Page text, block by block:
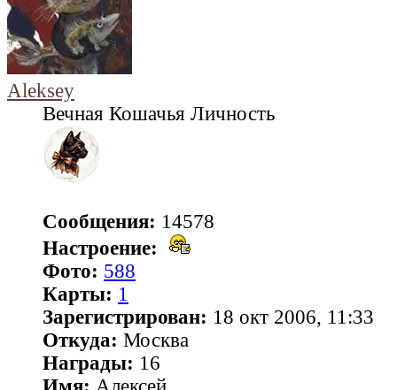
Aleksey
Вечная Кошачья Личность
Сообщения: 14578
Настроение:
Фото: 588
Карты: 1
Зарегистрирован: 18 окт 2006, 11:33
Откуда: Москва
Награды: 16